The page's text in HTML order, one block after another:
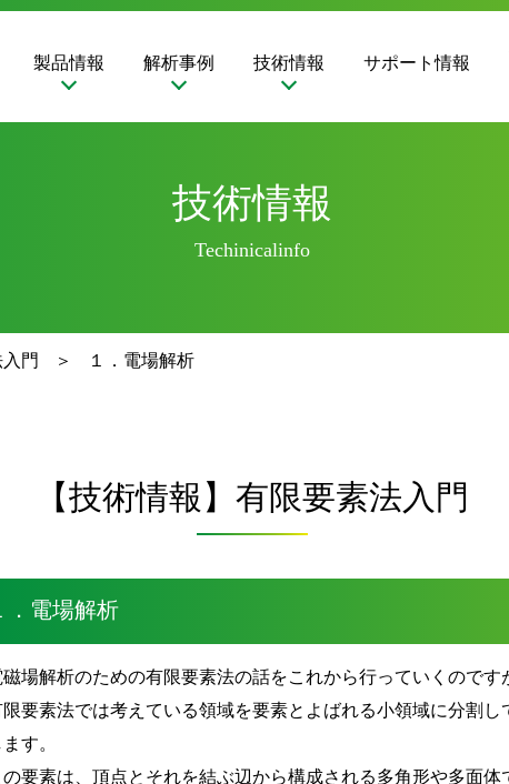
製品情報 解析事例 技術情報 サポート情報
技術情報
Techinicalinfo
門 １．電場解析
【技術情報】有限要素法入門
．電場解析
磁場解析のための有限要素法の話をこれから行っていくのです
限要素法では考えている領域を要素とよばれる小領域に分割
ます。
の要素は、頂点とそれを結ぶ辺から構成される多角形や多面